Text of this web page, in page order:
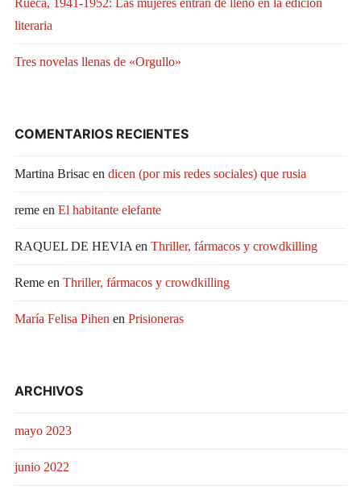
Rueca, 1941-1952: Las mujeres entran de lleno en la edición
literaria
Tres novelas llenas de «Orgullo»
COMENTARIOS RECIENTES
Martina Brisacen dicen (por mis redes sociales) que rusia
remeen El habitante elefante
RAQUEL DE HEVIA en Thriller, fármacos y crowdkilling
Remeen Thriller, fármacos y crowdkilling
María Felisa Pihen en Prisioneras
ARCHIVOS
mayo 2023
junio 2022